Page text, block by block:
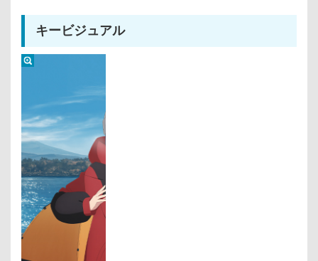
キービジュアル